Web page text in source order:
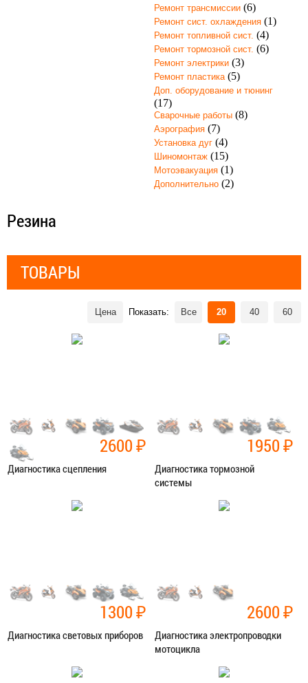
Ремонт трансмиссии(6)
Ремонт сист. охлаждения(1)
Ремонт топливной сист. (4)
Ремонт тормозной сист. (6)
Ремонт электрики(3)
Ремонт пластика(5)
Доп. оборудование и тюнинг
(17)
Сварочные работы(8)
Аэрография(7)
Установка дуг(4)
Шиномонтаж(15)
Мотоэвакуация(1)
Дополнительно(2)
Резина
ТОВАРЫ
Показать: Все 20 40 60
Цена
2600₽
Диагностика сцепления
Диагностика
1950₽
Диагностика тормозной
системы
Диагностика
1300₽
Диагностика световых приборов
Диагностика
2600₽
Диагностика электропроводки
мотоцикла
Диагностика